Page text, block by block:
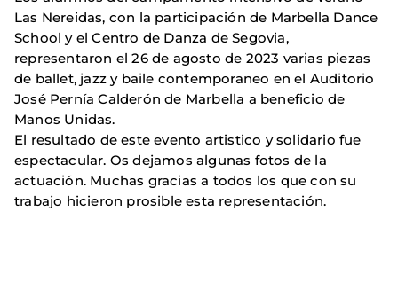
Las Nereidas, con la participación de Marbella Dance
School y el Centro de Danza de Segovia,
representaron el 26 de agosto de 2023 varias piezas
de ballet, jazz y baile contemporaneo en el Auditorio
José Pernía Calderón de Marbella a beneficio de
Manos Unidas.
El resultado de este evento artistico y solidario fue
espectacular. Os dejamos algunas fotos de la
actuación. Muchas gracias a todos los que con su
trabajo hicieron prosible esta representación.